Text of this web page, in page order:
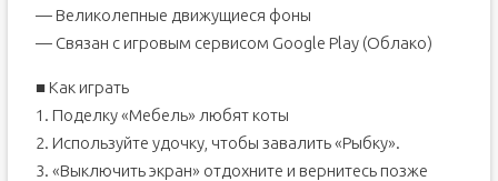
— Великолепные движущиеся фоны
— Связан с игровым сервисом Google Play (Облако)
■ Как играть
1. Поделку «Мебель» любят коты
2. Используйте удочку, чтобы завалить «Рыбку».
3. «Выключить экран» отдохните и вернитесь позже